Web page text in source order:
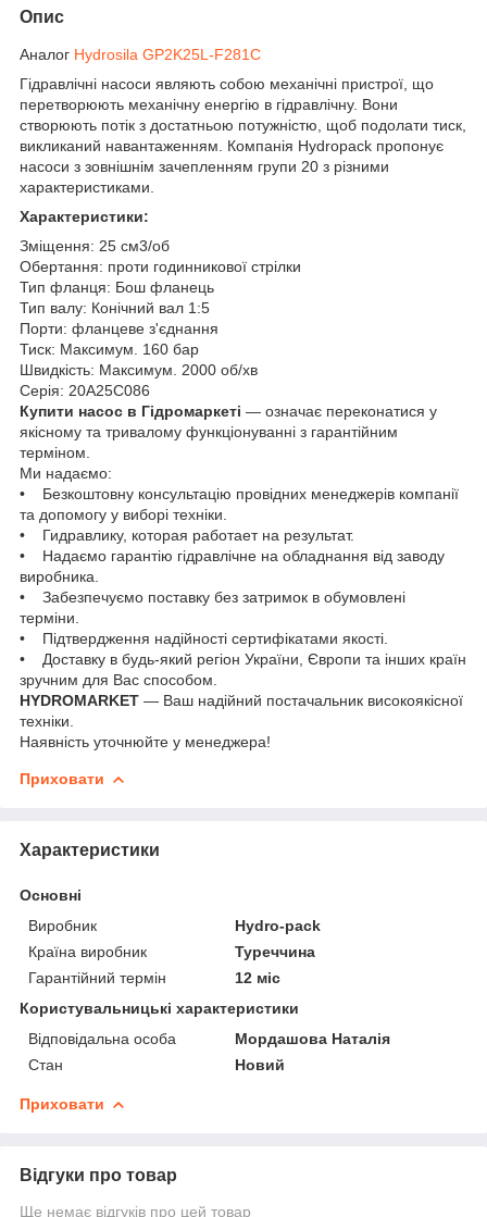
Опис
Аналог Hydrosila GP2K25L-F281C
Гідравлічні насоси являють собою механічні пристрої, що
перетворюють механічну енергію в гідравлічну. Вони
створюють потік з достатньою потужністю, щоб подолати тиск,
викликаний навантаженням. Компанія Hydropack пропонує
насоси з зовнішнім зачепленням групи 20 з різними
характеристиками.
Характеристики:
Зміщення: 25 см3/об
Обертання: проти годинникової стрілки
Тип фланця: Бош фланець
Тип валу: Конічний вал 1:5
Порти: фланцеве з'єднання
Тиск: Максимум. 160 бар
Швидкість: Максимум. 2000 об/хв
Серія: 20А25С086
Купити насос в Гідромаркеті — означає переконатися у
якісному та тривалому функціонуванні з гарантійним
терміном.
Ми надаємо:
• Безкоштовну консультацію провідних менеджерів компанії
та допомогу у виборі техніки.
• Гидравлику, которая работает на результат.
• Надаємо гарантію гідравлічне на обладнання від заводу
виробника.
• Забезпечуємо поставку без затримок в обумовлені
терміни.
• Підтвердження надійності сертифікатами якості.
• Доставку в будь-який регіон України, Європи та інших країн
зручним для Вас способом.
HYDROMARKET — Ваш надійний постачальник високоякісної
техніки.
Наявність уточнюйте у менеджера!
Приховати
Характеристики
Основні
Виробник
Hydro-pack
Країна виробник
Туреччина
Гарантійний термін
12 міс
Користувальницькі характеристики
Відповідальна особа
Мордашова Наталія
Стан
Новий
Приховати
Відгуки про товар
Ще немає відгуків про цей товар